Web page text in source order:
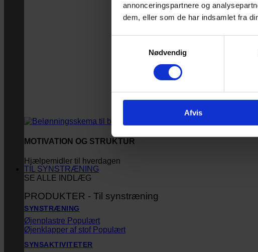
annonceringspartnere og
dem, eller som de har indsamlet fra
Nødvendig
Afvis
MOTIVATION OG STRUKTUR
Hjælpemidler til hverdagen
SE ALLE INDLÆG
TIL SYNSTRÆNING
PRODUKTER - Til synstræning
SYNSTRÆNING
Øjenplastre
Øjenklapper af stof
SYNSAKTIVITETER